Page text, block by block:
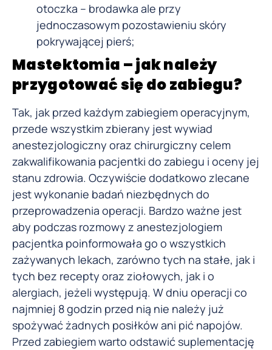
otoczka – brodawka ale przy
jednoczasowym pozostawieniu skóry
pokrywającej pierś;
Mastektomia – jak należy
przygotować się do zabiegu?
Tak, jak przed każdym zabiegiem operacyjnym,
przede wszystkim zbierany jest wywiad
anestezjologiczny oraz chirurgiczny celem
zakwalifikowania pacjentki do zabiegu i oceny jej
stanu zdrowia. Oczywiście dodatkowo zlecane
jest wykonanie badań niezbędnych do
przeprowadzenia operacji. Bardzo ważne jest
aby podczas rozmowy z anestezjologiem
pacjentka poinformowała go o wszystkich
zażywanych lekach, zarówno tych na stałe, jak i
tych bez recepty oraz ziołowych, jak i o
alergiach, jeżeli występują. W dniu operacji co
najmniej 8 godzin przed nią nie należy już
spożywać żadnych posiłków ani pić napojów.
Przed zabiegiem warto odstawić suplementację